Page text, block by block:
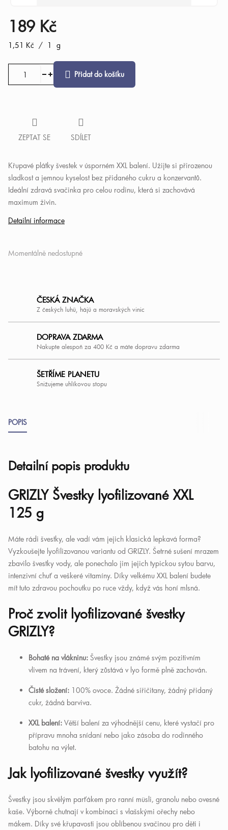
189 Kč
Měrná
1,51 Kč / 1 g
Momentálně nedostupné
Přidat do košíku
Křupavé plátky švestek v úsporném XXL balení. Užijte si přirozenou
sladkost a jemnou kyselost bez přidaného cukru a konzervantů.
Ideální zdravá svačinka pro celou rodinu, která si zachovává
maximum živin.
Detailní informace
ZEPTAT SE SDÍLET
ČESKÁ ZNAČKA
Z českých luhů, hájů a moravských vinic
DOPRAVA ZDARMA
Nakupte alespoň za 400 Kč a máte dopravu zdarma
ŠETŘÍME PLANETU
Snižujeme uhlíkovou stopu
POPIS
Detailní popis produktu
GRIZLY Švestky lyofilizované XXL
125 g
Máte rádi švestky, ale vadí vám jejich klasická lepkavá forma?
Vyzkoušejte lyofilizovanou variantu od GRIZLY. Šetrné sušení mrazem
zbavilo švestky vody, ale ponechalo jim jejich typickou sytou barvu,
intenzivní chuť a veškeré vitamíny. Díky velkému XXL balení budete
mít tuto zdravou pochoutku po ruce vždy, když vás honí mlsná.
Proč zvolit lyofilizované švestky
GRIZLY?
Bohaté na vlákninu: Švestky jsou známé svým pozitivním
vlivem na trávení, který zůstává v lyo formě plně zachován.
Čisté složení: 100% ovoce. Žádné siřičitany, žádný přidaný
cukr, žádná barviva.
XXL balení: Větší balení za výhodnější cenu, které vystačí pro
přípravu mnoha snídaní nebo jako zásoba do rodinného
batohu na výlet.
Jak lyofilizované švestky využít?
Švestky jsou skvělým parťákem pro ranní müsli, granolu nebo ovesné
kaše. Výborně chutnají v kombinaci s vlašskými ořechy nebo
mákem. Díky své křupavosti jsou oblíbenou svačinou pro děti i